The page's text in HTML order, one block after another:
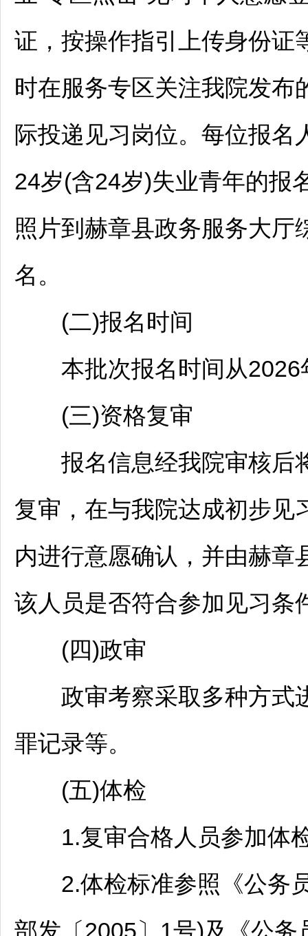
证，按操作指引上传身份证
时在服务专区关注我院发布
际投递见习岗位。每位报
24岁(含24岁)失业青年的报
照片到赫章县政务服务大厅
名。
(二)报名时间
本批次报名时间从2026
(三)资格复审
报名信息经我院审核后
复审，在与我院达成初步见
内进行意愿确认，并由赫章
该人员是否符合参加见习条
(四)政审
政审考察采取多种方式
罪记录等。
(五)体检
1.复审合格人员参加体
2.体检标准参照《公务
部发〔2005〕1号)及《公务